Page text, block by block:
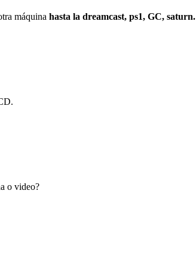
máquina hasta la dreamcast, ps1, GC, saturn.
o video?